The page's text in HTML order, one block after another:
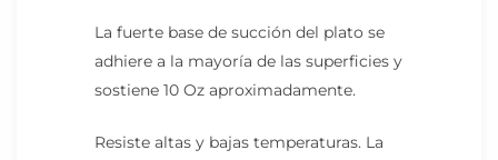
La fuerte base de succión del plato se
adhiere a la mayoría de las superficies y
sostiene 10 Oz aproximadamente.
Resiste altas y bajas temperaturas. La